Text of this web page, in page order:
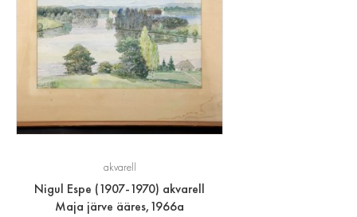
akvarell
Nigul Espe (1907-1970) akvarell
Maja järve ääres,1966a